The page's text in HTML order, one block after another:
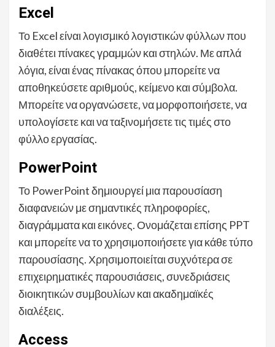
Excel
Το Excel είναι λογισμικό λογιστικών φύλλων που
διαθέτει πίνακες γραμμών και στηλών. Με απλά
λόγια, είναι ένας πίνακας όπου μπορείτε να
αποθηκεύσετε αριθμούς, κείμενο και σύμβολα.
Μπορείτε να οργανώσετε, να μορφοποιήσετε, να
υπολογίσετε και να ταξινομήσετε τις τιμές στο
φύλλο εργασίας.
PowerPoint
Το PowerPoint δημιουργεί μια παρουσίαση
διαφανειών με σημαντικές πληροφορίες,
διαγράμματα και εικόνες. Ονομάζεται επίσης PPT
και μπορείτε να το χρησιμοποιήσετε για κάθε τύπο
παρουσίασης. Χρησιμοποιείται συχνότερα σε
επιχειρηματικές παρουσιάσεις, συνεδριάσεις
διοικητικών συμβουλίων και ακαδημαϊκές
διαλέξεις.
Access